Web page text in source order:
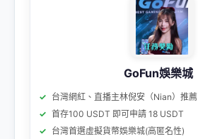
GoFun娛樂城
台灣網紅、直播主林倪安（Nian）推薦
首存100 USDT 即可申請 18 USDT
台灣首選虛擬貨幣娛樂城(高匿名性)